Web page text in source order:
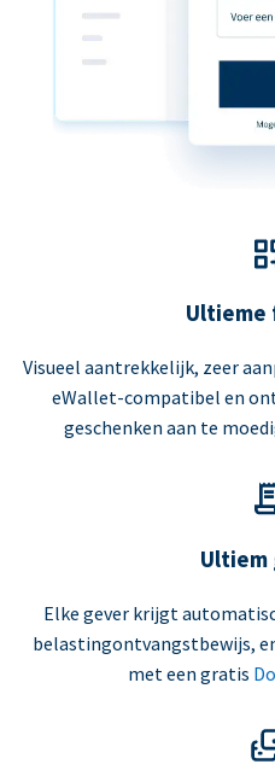
Ultieme
Visueel aantrekkelijk, zeer
eWallet-compatibel en
geschenken aan te
Ultiem
Elke gever krijgt
belastingontvangstbewijs,
met een gratis